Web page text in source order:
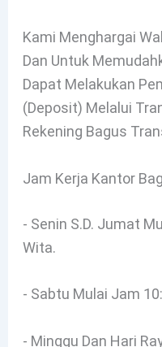
Kami Menghargai
Dan Untuk
Dapat Melakukan
(deposit) Melalui
Rekening Bagus
Jam Kerja Kantor
- Senin S.d. Jumat
Wita.
- Sabtu Mulai Jam
- Minggu Dan Hari